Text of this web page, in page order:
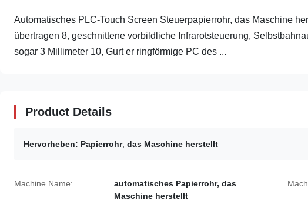
Automatisches PLC-Touch Screen Steuerpapierrohr, das Maschine
übertragen 8, geschnittene vorbildliche Infrarotsteuerung,
sogar 3 Millimeter 10, Gurt er ringförmige PC des ...
Product Details
Hervorheben: Papierrohr, das Maschine herstellt
Machine Name:
automatisches Papierrohr, das
Maschine herstellt